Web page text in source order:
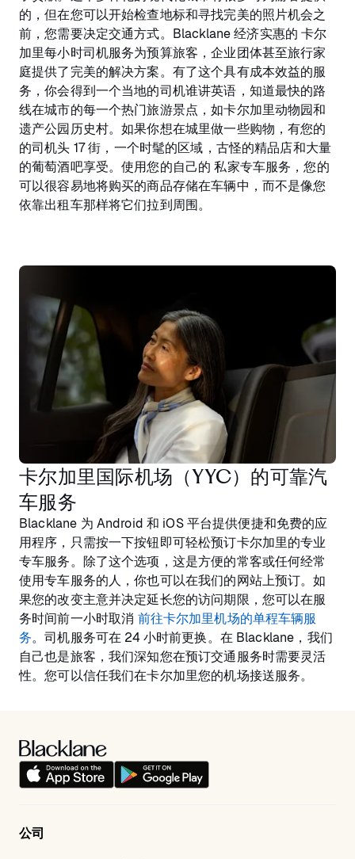
的，但在您可以开始检查地标和寻找完美的照片机会之
前，您需要决定交通方式。Blacklane 经济实惠的 卡尔
加里每小时司机服务为预算旅客，企业团体甚至旅行家
庭提供了完美的解决方案。有了这个具有成本效益的服
务，你会得到一个当地的司机谁讲英语，知道最快的路
线在城市的每一个热门旅游景点，如卡尔加里动物园和
遗产公园历史村。如果你想在城里做一些购物，有您的
的司机头 17 街，一个时髦的区域，古怪的精品店和大量
的葡萄酒吧享受。使用您的自己的 私家专车服务，您的
可以很容易地将购买的商品存储在车辆中，而不是像您
依靠出租车那样将它们拉到周围。
卡尔加里国际机场（YYC）的可靠汽
车服务
Blacklane 为 Android 和 iOS 平台提供便捷和免费的应
用程序，只需按一下按钮即可轻松预订卡尔加里的专业
专车服务。除了这个选项，这是方便的常客或任何经常
使用专车服务的人，你也可以在我们的网站上预订。如
果您的改变主意并决定延长您的访问期限，您可以在服
务时间前一小时取消 前往卡尔加里机场的单程车辆服
务。司机服务可在 24 小时前更换。在 Blacklane，我们
自己也是旅客，我们深知您在预订交通服务时需要灵活
性。您可以信任我们在卡尔加里您的机场接送服务。
公司